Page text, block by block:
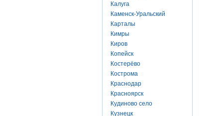
Калуга
Каменск-Уральский
Карталы
Кимры
Киров
Копейск
Костерёво
Кострома
Краснодар
Красноярск
Кудиново село
Кузнецк